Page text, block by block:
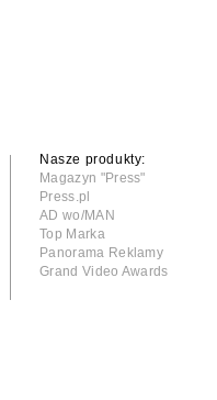
Nasze produkty:
Magazyn "Press"
Press.pl
AD wo/MAN
Top Marka
Panorama Reklamy
Grand Video Awards